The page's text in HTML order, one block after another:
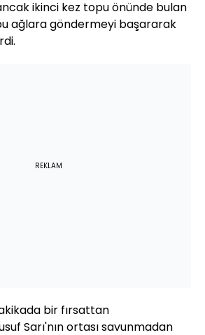
ikinci kez topu önünde bulan
ağlara göndermeyi başararak
REKLAM
bir fırsattan
Sarı'nın ortası savunmadan